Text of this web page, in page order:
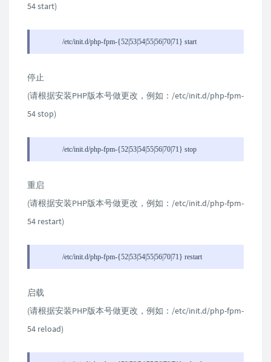
54 start)
/etc/init.d/php-fpm-{52|53|54|55|56|70|71} start
停止
(请根据安装PHP版本号做更改，例如：/etc/init.d/php-fpm-
54 stop)
/etc/init.d/php-fpm-{52|53|54|55|56|70|71} stop
重启
(请根据安装PHP版本号做更改，例如：/etc/init.d/php-fpm-
54 restart)
/etc/init.d/php-fpm-{52|53|54|55|56|70|71} restart
启载
(请根据安装PHP版本号做更改，例如：/etc/init.d/php-fpm-
54 reload)